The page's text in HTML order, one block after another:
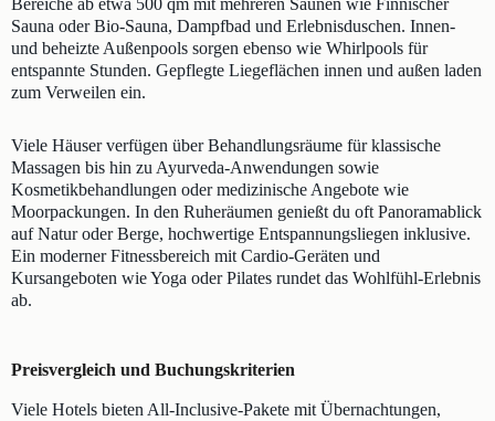
Bereiche ab etwa 500 qm mit mehreren Saunen wie Finnischer
Sauna oder Bio-Sauna, Dampfbad und Erlebnisduschen. Innen-
und beheizte Außenpools sorgen ebenso wie Whirlpools für
entspannte Stunden. Gepflegte Liegeflächen innen und außen laden
zum Verweilen ein.
Viele Häuser verfügen über Behandlungsräume für klassische
Massagen bis hin zu Ayurveda-Anwendungen sowie
Kosmetikbehandlungen oder medizinische Angebote wie
Moorpackungen. In den Ruheräumen genießt du oft Panoramablick
auf Natur oder Berge, hochwertige Entspannungsliegen inklusive.
Ein moderner Fitnessbereich mit Cardio-Geräten und
Kursangeboten wie Yoga oder Pilates rundet das Wohlfühl-Erlebnis
ab.
Preisvergleich und Buchungskriterien
Viele Hotels bieten All-Inclusive-Pakete mit Übernachtungen,